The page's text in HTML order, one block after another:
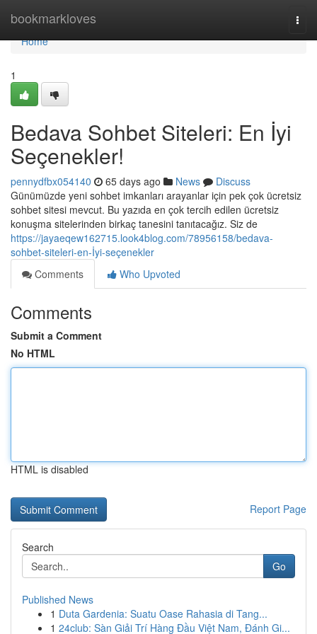
bookmarkloves
Home
Home
1
Bedava Sohbet Siteleri: En İyi
Seçenekler!
pennydfbx054140 65 days ago News
Discuss
Günümüzde yeni sohbet imkanları arayanlar için pek çok ücretsiz
sohbet sitesi mevcut. Bu yazıda en çok tercih edilen ücretsiz
konuşma sitelerinden birkaç tanesini tanıtacağız. Siz de
https://jayaeqew162715.look4blog.com/78956158/bedava-
sohbet-siteleri-en-İyi-seçenekler
Comments
Who Upvoted
Comments
Submit a Comment
No HTML
HTML is disabled
Report Page
Search
Go
Published News
1 Duta Gardenia: Suatu Oase Rahasia di Tang...
1 24club: Sàn Giải Trí Hàng Đầu Việt Nam, Đánh Gi...